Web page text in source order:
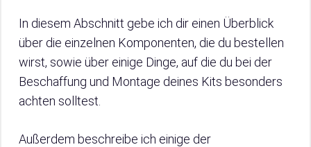
In diesem Abschnitt gebe ich dir einen Überblick
über die einzelnen Komponenten, die du bestellen
wirst, sowie über einige Dinge, auf die du bei der
Beschaffung und Montage deines Kits besonders
achten solltest.
Außerdem beschreibe ich einige der